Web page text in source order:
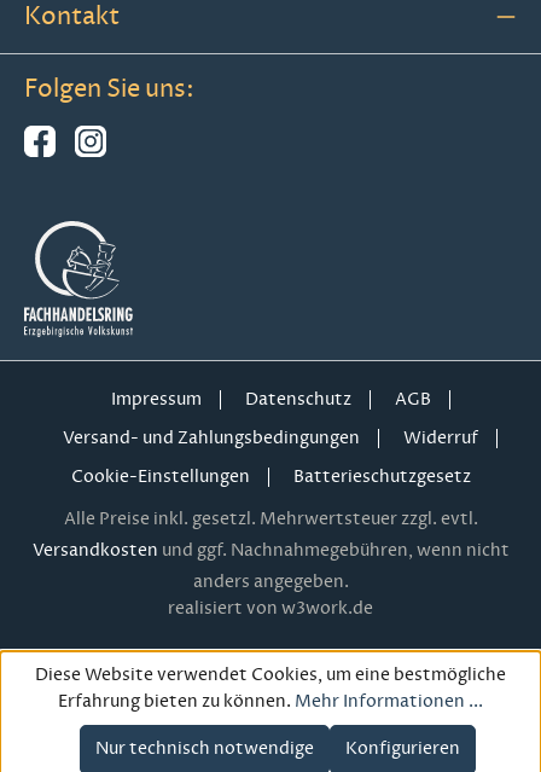
Kontakt
Folgen Sie uns:
Impressum Datenschutz
AGB
Versand- und Zahlungsbedingungen
Widerruf
Cookie-Einstellungen
Batterieschutzgesetz
Alle Preise inkl. gesetzl. Mehrwertsteuer zzgl. evtl.
Versandkosten und ggf. Nachnahmegebühren, wenn nicht
anders angegeben.
realisiert von w3work.de
Diese Website verwendet Cookies, um eine bestmögliche
Erfahrung bieten zu können. Mehr Informationen ...
Nur technisch notwendige Konfigurieren